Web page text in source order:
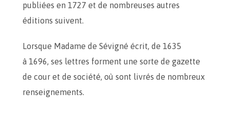
publiées en 1727 et de nombreuses autres
éditions suivent.
Lorsque Madame de Sévigné écrit, de 1635
à 1696, ses lettres forment une sorte de gazette
de cour et de société, où sont livrés de nombreux
renseignements.